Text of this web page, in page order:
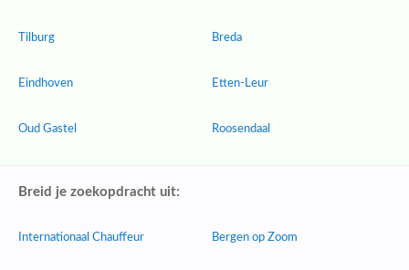
Tilburg
Eindhoven
Oud Gastel
Breda
Etten-Leur
Roosendaal
Breid je zoekopdracht uit:
Internationaal Chauffeur Bergen op Zoom